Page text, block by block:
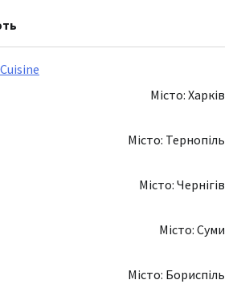
Місто: Харків
Місто: Тернопіль
Місто: Чернігів
Місто: Суми
Місто: Бориспіль